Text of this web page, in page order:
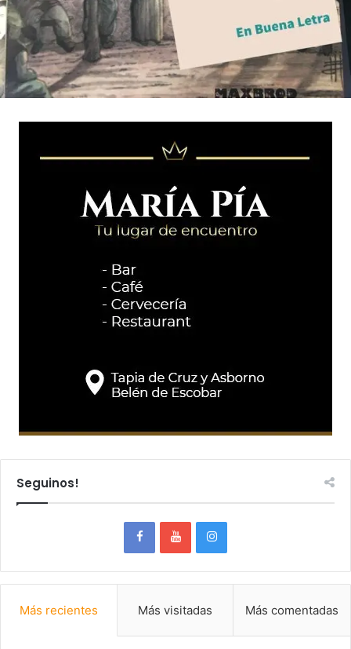
Seguinos!
Más recientes Más visitadas Más comentadas